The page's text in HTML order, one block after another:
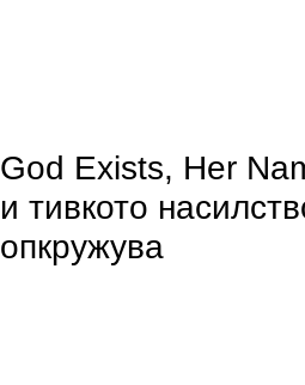
God Exists, Her
и тивкото
опкружува